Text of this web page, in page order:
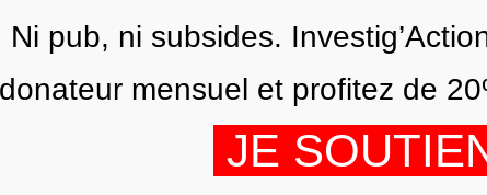
NOUS AGENDA
Ni pub, ni subsides.
mensuel et profitez de
JE